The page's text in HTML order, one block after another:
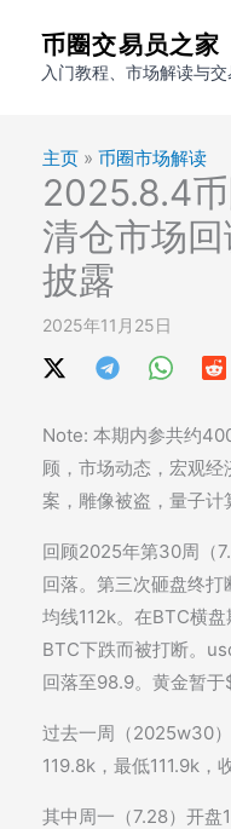
币圈交易员之家
入门教程、市场解读与
主页 » 币圈市场解读
2025.8.4
清仓市场
披露
2025年11月25日
Note: 本期内参共约
顾，市场动态，宏观
案，雕像被盗，量子计
回顾2025年第30周（
回落。第三次砸盘终
均线112k。在BTC横
BTC下跌而被打断。
回落至98.9。黄金暂于
过去一周（2025w30
119.8k，最低111.9k，
其中周一（7.28）开盘